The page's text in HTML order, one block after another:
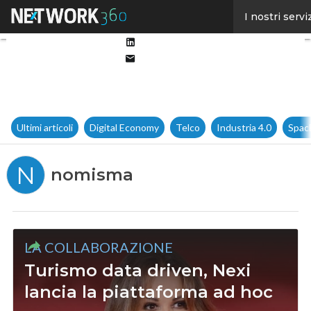
I nostri
Ultimi articoli Digital Economy Telco Industria 4.0
N nomisma
LA COLLABORAZIONE
Turismo data driven, Nexi
lancia la piattaforma ad hoc